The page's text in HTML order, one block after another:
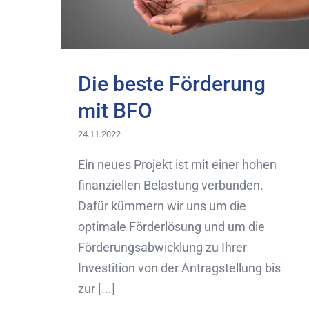
Die beste Förderung
mit BFO
24.11.2022
Ein neues Projekt ist mit einer hohen
finanziellen Belastung verbunden.
Dafür kümmern wir uns um die
optimale Förderlösung und um die
Förderungsabwicklung zu Ihrer
Investition von der Antragstellung bis
zur [...]